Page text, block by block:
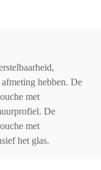
hebben. De
met
De
met
het glas.